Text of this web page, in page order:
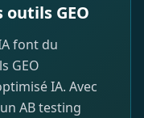
GEO
font du
GEO
IA. Avec
AB testing